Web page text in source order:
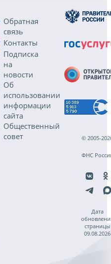
Обратная
связь
Контакты
Подписка
на
новости
Об
использовании
информации
сайта
Общественный
совет
© 2005-
ФНС
Дата
страницы
09.08.2026